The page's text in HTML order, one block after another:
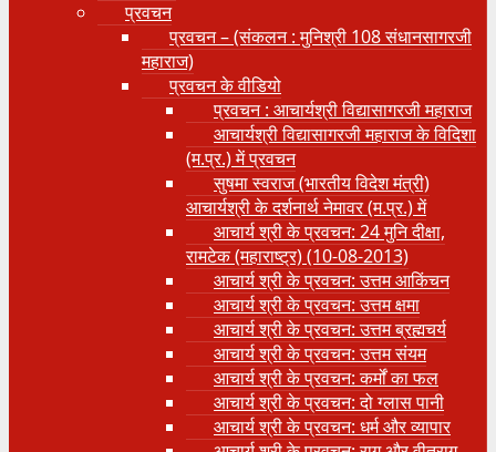
प्रवचन
प्रवचन – (संकलन : मुनिश्री 108 संधानसागरजी
महाराज)
प्रवचन के वीडियो
प्रवचन : आचार्यश्री ‍विद्यासागरजी महाराज
आचार्यश्री विद्यासागरजी महाराज के विदिशा
(म.प्र.) में प्रवचन
सुषमा स्वराज (भारतीय विदेश मंत्री)
आचार्यश्री के दर्शनार्थ नेमावर (म.प्र.) में
आचार्य श्री के प्रवचन: 24 मुनि दीक्षा,
रामटेक (महाराष्ट्र) (10-08-2013)
आचार्य श्री के प्रवचन: उत्तम आकिंचन
आचार्य श्री के प्रवचन: उत्तम क्षमा
आचार्य श्री के प्रवचन: उत्तम ब्रह्मचर्य
आचार्य श्री के प्रवचन: उत्तम संयम
आचार्य श्री के प्रवचन: कर्मों का फल
आचार्य श्री के प्रवचन: दो ग्लास पानी
आचार्य श्री के प्रवचन: धर्म और व्यापार